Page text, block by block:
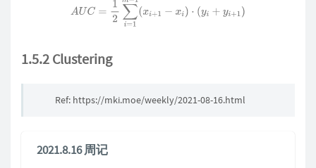
AU 12 ∑i=1m i) (y i
1.5.2 Clustering
Ref: https://mki.moe/weekly/2021-08-16.html
2021.8.16 周记